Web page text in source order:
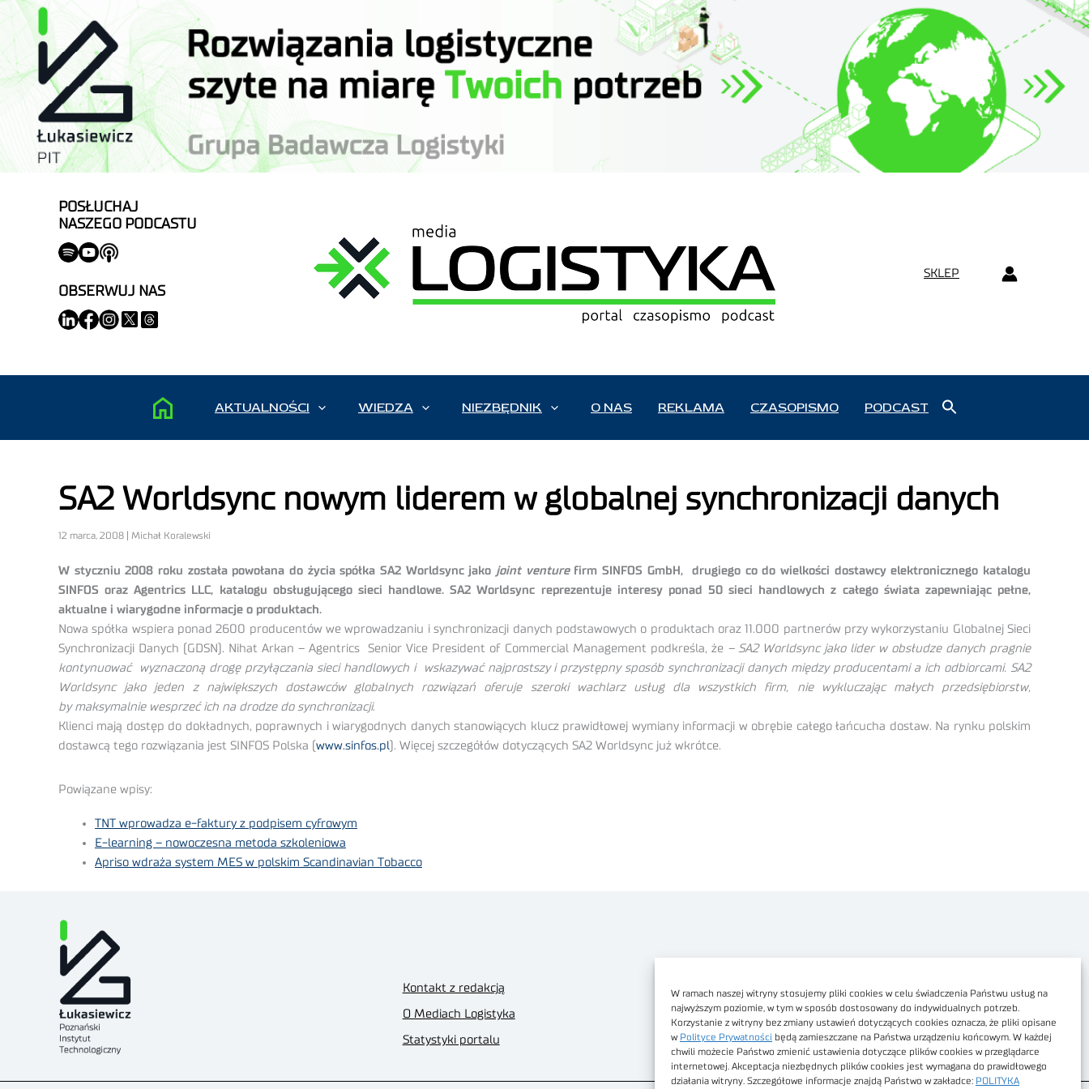
W ramach naszej witryny stosujemy pliki cookies w celu świadczenia Państwu usług na
najwyższym poziomie, w tym w sposób dostosowany do indywidualnych potrzeb.
Korzystanie z witryny bez zmiany ustawień dotyczących cookies oznacza, że pliki opisane
w Polityce Prywatności będą zamieszczane na Państwa urządzeniu końcowym. W każdej
chwili możecie Państwo zmienić ustawienia dotyczące plików cookies w przeglądarce
internetowej. Akceptacja niezbędnych plików cookies jest wymagana do prawidłowego
działania witryny. Szczegółowe informacje znajdą Państwo w zakładce: POLITYKA
POSŁUCHAJ
NASZEGO PODCASTU
OBSERWUJ NAS
SKLEP
AKTUALNOŚCI WIEDZA NIEZBĘDNIK O NAS REKLAMA CZASOPISMO PODCAST
SA2 Worldsync nowym liderem w globalnej synchronizacji danych
12 marca, 2008 | Michał Koralewski
W styczniu 2008 roku została powołana do życia spółka SA2 Worldsync jako joint venturefirm SINFOS GmbH, drugiego co do wielkości dostawcy elektronicznego katalogu
SINFOS oraz Agentrics LLC, katalogu obsługującego sieci handlowe. SA2 Worldsync reprezentuje interesy ponad 50 sieci handlowych z całego świata zapewniając pełne,
aktualne i wiarygodne informacje o produktach.
Nowa spółka wspiera ponad 2600 producentów we wprowadzaniu i synchronizacji danych podstawowych o produktach oraz 11.000 partnerów przy wykorzystaniu Globalnej Sieci
Synchronizacji Danych (GDSN). Nihat Arkan – Agentrics Senior Vice President of Commercial Management podkreśla, że – SA2 Worldsync jako lider w obsłudze danych pragnie
kontynuować wyznaczoną drogę przyłączania sieci handlowych i wskazywać najprostszy i przystępny sposób synchronizacji danych między producentami a ich odbiorcami. SA2
Worldsync jako jeden z największych dostawców globalnych rozwiązań oferuje szeroki wachlarz usług dla wszystkich firm, nie wykluczając małych przedsiębiorstw,
by maksymalnie wesprzeć ich na drodze do synchronizacji.
Klienci mają dostęp do dokładnych, poprawnych i wiarygodnych danych stanowiących klucz prawidłowej wymiany informacji w obrębie całego łańcucha dostaw. Na rynku polskim
dostawcą tego rozwiązania jest SINFOS Polska ( www.sinfos.pl ). Więcej szczegółów dotyczących SA2 Worldsync już wkrótce.
Powiązane wpisy:
TNT wprowadza e-faktury z podpisem cyfrowym
E-learning – nowoczesna metoda szkoleniowa
Apriso wdraża system MES w polskim Scandinavian Tobacco
Kontakt z redakcją
O Mediach Logistyka
Statystyki portalu
Dostępność cyfrowa
Regulamin Portalu
Regulamin sklepu